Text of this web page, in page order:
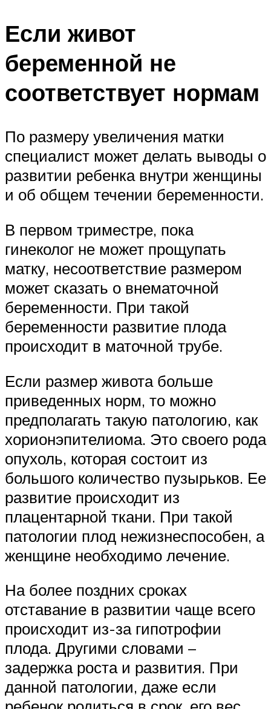
Если живот
беременной не
соответствует нормам
По размеру увеличения матки
специалист может делать выводы о
развитии ребенка внутри женщины
и об общем течении беременности.
В первом триместре, пока
гинеколог не может прощупать
матку, несоответствие размером
может сказать о внематочной
беременности. При такой
беременности развитие плода
происходит в маточной трубе.
Если размер живота больше
приведенных норм, то можно
предполагать такую патологию, как
хорионэпителиома. Это своего рода
опухоль, которая состоит из
большого количество пузырьков. Ее
развитие происходит из
плацентарной ткани. При такой
патологии плод нежизнеспособен, а
женщине необходимо лечение.
На более поздних сроках
отставание в развитии чаще всего
происходит из-за гипотрофии
плода. Другими словами –
задержка роста и развития. При
данной патологии, даже если